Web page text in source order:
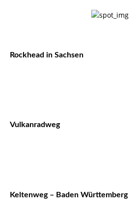
Rockhead in Sachsen
Vulkanradweg
Keltenweg – Baden Württemberg